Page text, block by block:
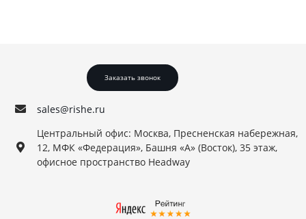
Заказать звонок
sales@rishe.ru
Центральный офис: Москва, Пресненская набережная,
12, МФК «Федерация», Башня «А» (Восток), 35 этаж,
офисное пространство Headway